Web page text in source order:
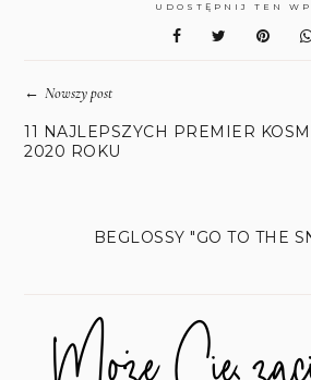
UDOSTĘPNIJ TEN
←Nowszy post
11 NAJLEPSZYCH PREMIER
2020 ROKU
BEGLOSSY "GO TO THE